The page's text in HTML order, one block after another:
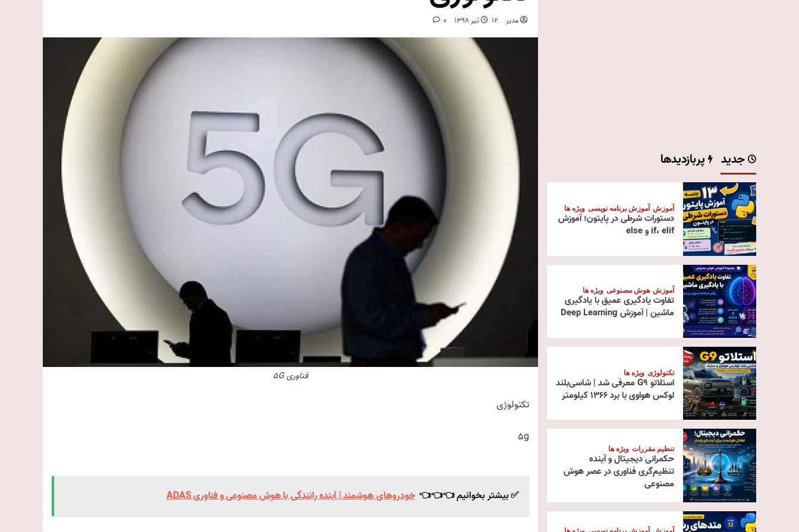
مدیر 12 تیر 1398 0
فناوری 5G
تکنولوژی
5g
✅ بیشتر بخوانیم 👈👈👈 خودروهای هوشمند | آینده رانندگی با هوش مصنوعی و فناوری ADAS
جدید پربازدیدها
آموزش آموزش برنامه نویسی ویژه ها
دستورات شرطی در پایتون؛ آموزش
if، elif و else
آموزش هوش مصنوعی ویژه ها
تفاوت یادگیری عمیق با یادگیری
ماشین | آموزش Deep Learning
تکنولوژی ویژه ها
استلاتو G9 معرفی شد | شاسی‌بلند
لوکس هواوی با برد ۱۳۶۶ کیلومتر
تنظیم مقررات ویژه ها
حکمرانی دیجیتال و آینده
تنظیم‌گری فناوری در عصر هوش
مصنوعی